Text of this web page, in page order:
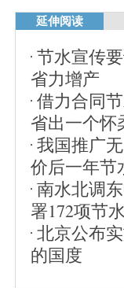
延伸阅读
节水宣传
省力增产
借力合同
省出一个怀
我国推广
价后一年节
南水北调
署172项节
北京公布
的国度